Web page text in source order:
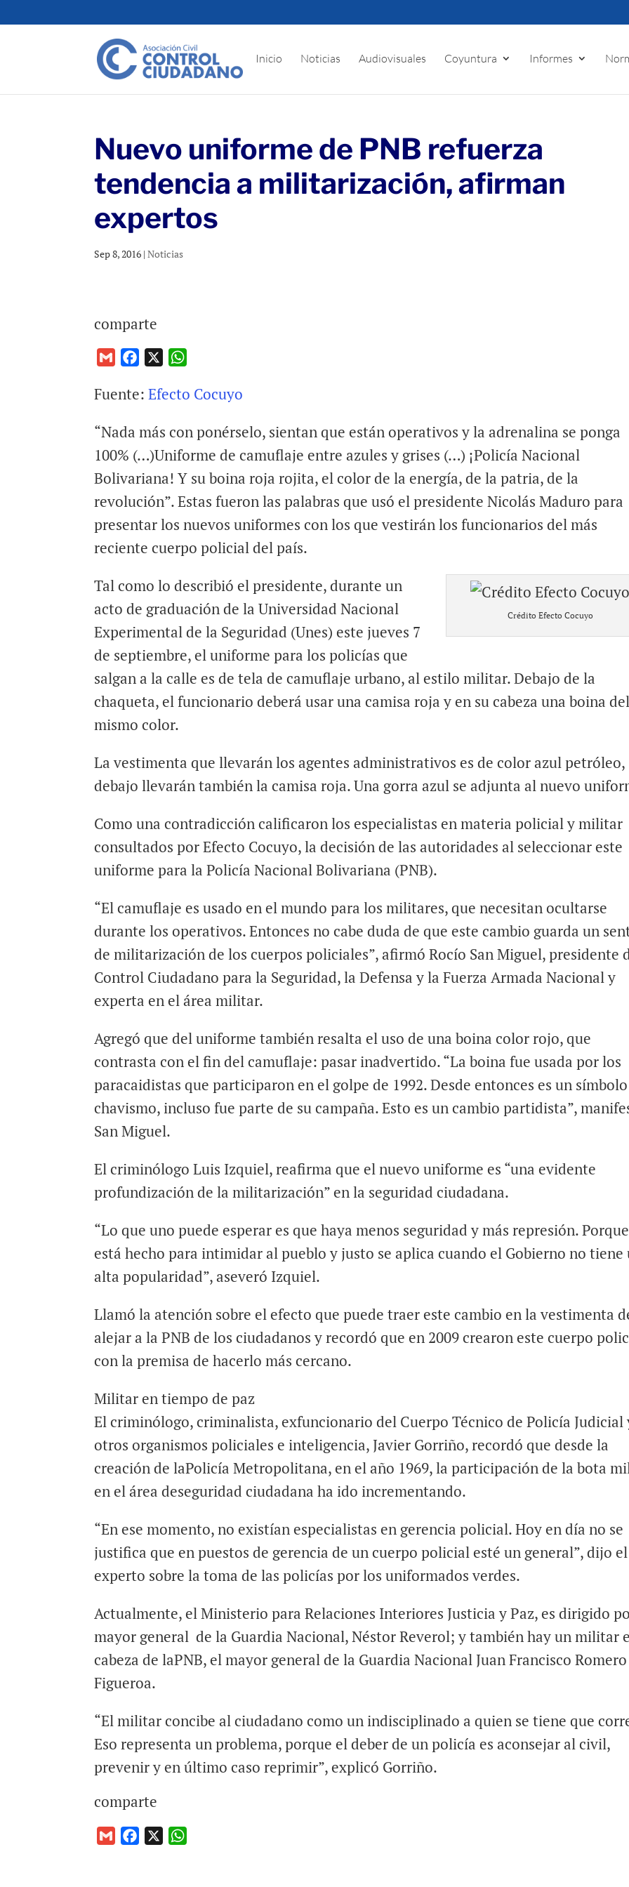
Inicio Noticias Audiovisuales Coyuntura Informes
Nuevo uniforme de PNB refuerza
tendencia a militarización, afirman
expertos
Sep 8, 2016 |Noticias
comparte
G
a
l
c
b
k
a
s
p
Fuente:Efecto Cocuyo
“Nada más con ponérselo, sientan que están operativos y la adrenalina se ponga
100% (…)Uniforme de camuflaje entre azules y grises (…) ¡Policía Nacional
Bolivariana! Y su boina roja rojita, el color de la energía, de la patria, de la
revolución”. Estas fueron las palabras que usó el presidente Nicolás Maduro para
presentar los nuevos uniformes con los que vestirán los funcionarios del más
reciente cuerpo policial del país.
Crédito Efecto Cocuyo
Tal como lo describió el presidente, durante un
acto de graduación de la Universidad Nacional
Experimental de la Seguridad (Unes) este jueves 7
de septiembre, el uniforme para los policías que
salgan a la calle es de tela de camuflaje urbano, al estilo militar. Debajo de la
chaqueta, el funcionario deberá usar una camisa roja y en su cabeza una boina del
mismo color.
La vestimenta que llevarán los agentes administrativos es de color azul petróleo,
debajo llevarán también la camisa roja. Una gorra azul se adjunta al nuevo
Como una contradicción calificaron los especialistas en materia policial y militar
consultados por Efecto Cocuyo, la decisión de las autoridades al seleccionar este
uniforme para la Policía Nacional Bolivariana (PNB).
“El camuflaje es usado en el mundo para los militares, que necesitan ocultarse
durante los operativos. Entonces no cabe duda de que este cambio guarda un
de militarización de los cuerpos policiales”, afirmó Rocío San Miguel, presidente
Control Ciudadano para la Seguridad, la Defensa y la Fuerza Armada Nacional y
experta en el área militar.
Agregó que del uniforme también resalta el uso de una boina color rojo, que
contrasta con el fin del camuflaje: pasar inadvertido. “La boina fue usada por los
paracaidistas que participaron en el golpe de 1992. Desde entonces es un
chavismo, incluso fue parte de su campaña. Esto es un cambio partidista”,
San Miguel.
El criminólogo Luis Izquiel, reafirma que el nuevo uniforme es “una evidente
profundización de la militarización” en la seguridad ciudadana.
“Lo que uno puede esperar es que haya menos seguridad y más represión. Porque
está hecho para intimidar al pueblo y justo se aplica cuando el Gobierno no tiene
alta popularidad”, aseveró Izquiel.
Llamó la atención sobre el efecto que puede traer este cambio en la vestimenta
alejar a la PNB de los ciudadanos y recordó que en 2009 crearon este cuerpo
con la premisa de hacerlo más cercano.
Militar en tiempo de paz
El criminólogo, criminalista, exfuncionario del Cuerpo Técnico de Policía Judicial
otros organismos policiales e inteligencia, Javier Gorriño, recordó que desde la
creación de laPolicía Metropolitana, en el año 1969, la participación de la bota
en el área deseguridad ciudadana ha ido incrementando.
“En ese momento, no existían especialistas en gerencia policial. Hoy en día no se
justifica que en puestos de gerencia de un cuerpo policial esté un general”, dijo el
experto sobre la toma de las policías por los uniformados verdes.
Actualmente, el Ministerio para Relaciones Interiores Justicia y Paz, es dirigido
mayor general de la Guardia Nacional, Néstor Reverol; y también hay un militar
cabeza de laPNB, el mayor general de la Guardia Nacional Juan Francisco Romero
Figueroa.
“El militar concibe al ciudadano como un indisciplinado a quien se tiene que
Eso representa un problema, porque el deber de un policía es aconsejar al civil,
prevenir y en último caso reprimir”, explicó Gorriño.
comparte
G